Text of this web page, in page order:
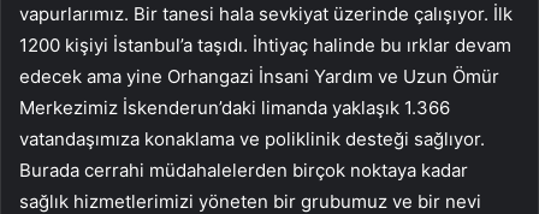
vapurlarımız. Bir tanesi hala sevkiyat üzerinde çalışıyor. İlk
1200 kişiyi İstanbul’a taşıdı. İhtiyaç halinde bu ırklar devam
edecek ama yine Orhangazi İnsani Yardım ve Uzun Ömür
Merkezimiz İskenderun’daki limanda yaklaşık 1.366
vatandaşımıza konaklama ve poliklinik desteği sağlıyor.
Burada cerrahi müdahalelerden birçok noktaya kadar
sağlık hizmetlerimizi yöneten bir grubumuz ve bir nevi